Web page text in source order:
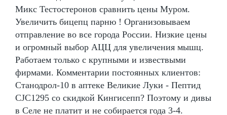
Микс Тестостеронов сравнить цены Муром.
Увеличить бицепц парню ! Организовываем
отправление во все города России. Низкие цены
и огромный выбор АЦЦ для увеличения мышц.
Работаем только с крупными и извествыми
фирмами. Комментарии постоянных клиентов:
Станодрол-10 в аптеке Великие Луки - Пептид
CJC1295 со скидкой Кингисепп? Поэтому и дивы
в Селе не платит и не собирается года 3-4.